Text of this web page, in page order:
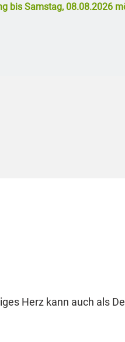
bis Samstag, 08.08.2026
Herz kann auch als